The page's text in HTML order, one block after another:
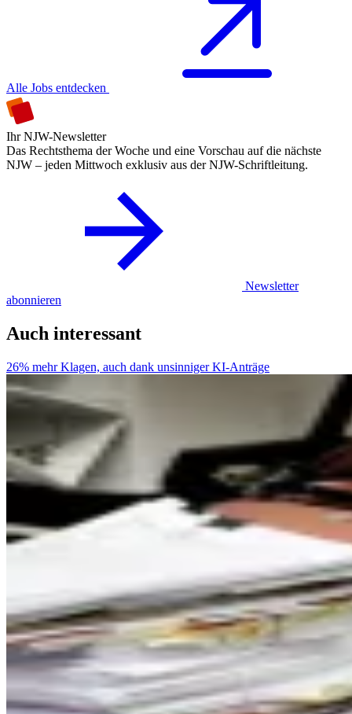
Alle Jobs entdecken
Ihr NJW-Newsletter
Das Rechtsthema der Woche und eine Vorschau auf die nächste
NJW – jeden Mittwoch exklusiv aus der NJW-Schriftleitung.
Newsletter
abonnieren
Auch interessant
26% mehr Klagen, auch dank unsinniger KI-Anträge